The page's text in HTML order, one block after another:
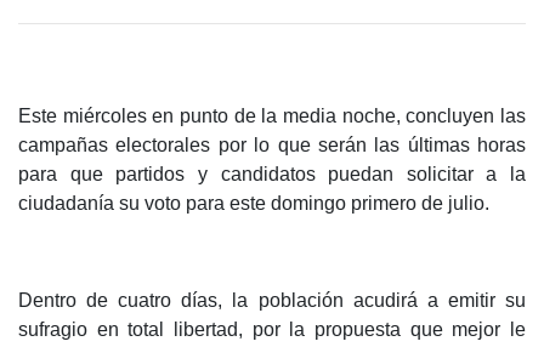
Este miércoles en punto de la media noche, concluyen las
campañas electorales por lo que serán las últimas horas
para que partidos y candidatos puedan solicitar a la
ciudadanía su voto para este domingo primero de julio.
Dentro de cuatro días, la población acudirá a emitir su
sufragio en total libertad, por la propuesta que mejor le